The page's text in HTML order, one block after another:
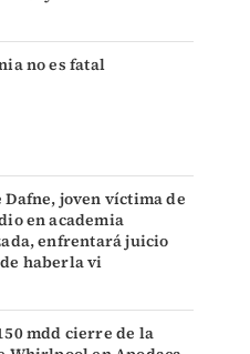
no es fatal
Dafne, joven víctima de
en academia
enfrentará juicio
haberla vi
mdd cierre de la